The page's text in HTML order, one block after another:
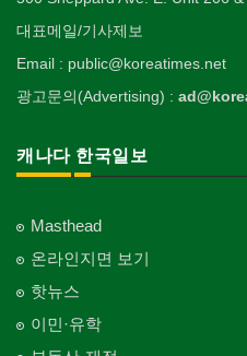
대표메일/기사제보
Email : public@koreatimes.net
광고문의(Advertising) :
캐나다 한국일보
Masthead
온라인지면 보기
핫뉴스
이민·유학